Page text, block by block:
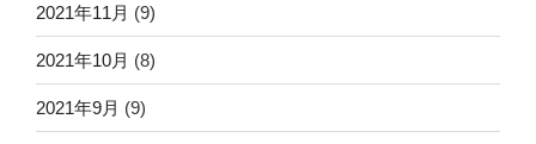
2021年11月 (9)
2021年10月 (8)
2021年9月 (9)